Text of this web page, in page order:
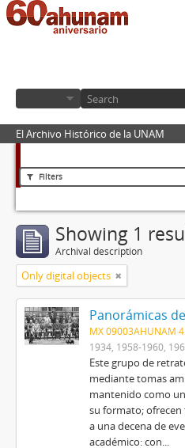
El Archivo Histórico de la UNAM
Filters
Showing 1
Archival description
Only digital objects
Panorámicas
MX 09003AHUNAM
1934, 1958-1960,
Este grupo de
mediante tomas
mantenido como
su formato;
a una decena de
académico: con...